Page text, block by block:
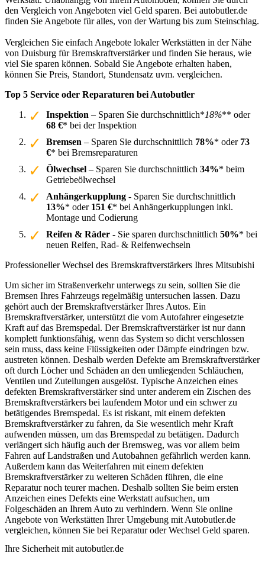
den Vergleich von Angeboten viel Geld sparen. Bei autobutler.de
finden Sie Angebote für alles, von der Wartung bis zum Steinschlag.
Vergleichen Sie einfach Angebote lokaler Werkstätten in der Nähe
von Duisburg für Bremskraftverstärker und finden Sie heraus, wie
viel Sie sparen können. Sobald Sie Angebote erhalten haben,
können Sie Preis, Standort, Stundensatz uvm. vergleichen.
Top 5 Service oder Reparaturen bei Autobutler
Inspektion – Sparen Sie durchschnittlich*18%** oder
68 €* bei der Inspektion
Bremsen – Sparen Sie durchschnittlich 78%* oder 73
€* bei Bremsreparaturen
Ölwechsel – Sparen Sie durchschnittlich 34%* beim
Getriebeölwechsel
Anhängerkupplung - Sparen Sie durchschnittlich
13%* oder 151 €* bei Anhängerkupplungen inkl.
Montage und Codierung
Reifen & Räder - Sie sparen durchschnittlich 50%* bei
neuen Reifen, Rad- & Reifenwechseln
Professioneller Wechsel des Bremskraftverstärkers Ihres Mitsubishi
Um sicher im Straßenverkehr unterwegs zu sein, sollten Sie die
Bremsen Ihres Fahrzeugs regelmäßig untersuchen lassen. Dazu
gehört auch der Bremskraftverstärker Ihres Autos. Ein
Bremskraftverstärker, unterstützt die vom Autofahrer eingesetzte
Kraft auf das Bremspedal. Der Bremskraftverstärker ist nur dann
komplett funktionsfähig, wenn das System so dicht verschlossen
sein muss, dass keine Flüssigkeiten oder Dämpfe eindringen bzw.
austreten können. Deshalb werden Defekte am Bremskraftverstärker
oft durch Löcher und Schäden an den umliegenden Schläuchen,
Ventilen und Zuteilungen ausgelöst. Typische Anzeichen eines
defekten Bremskraftverstärker sind unter anderem ein Zischen des
Bremskraftverstärkers bei laufendem Motor und ein schwer zu
betätigendes Bremspedal. Es ist riskant, mit einem defekten
Bremskraftverstärker zu fahren, da Sie wesentlich mehr Kraft
aufwenden müssen, um das Bremspedal zu betätigen. Dadurch
verlängert sich häufig auch der Bremsweg, was vor allem beim
Fahren auf Landstraßen und Autobahnen gefährlich werden kann.
Außerdem kann das Weiterfahren mit einem defekten
Bremskraftverstärker zu weiteren Schäden führen, die eine
Reparatur noch teurer machen. Deshalb sollten Sie beim ersten
Anzeichen eines Defekts eine Werkstatt aufsuchen, um
Folgeschäden an Ihrem Auto zu verhindern. Wenn Sie online
Angebote von Werkstätten Ihrer Umgebung mit Autobutler.de
vergleichen, können Sie bei Reparatur oder Wechsel Geld sparen.
Ihre Sicherheit mit autobutler.de